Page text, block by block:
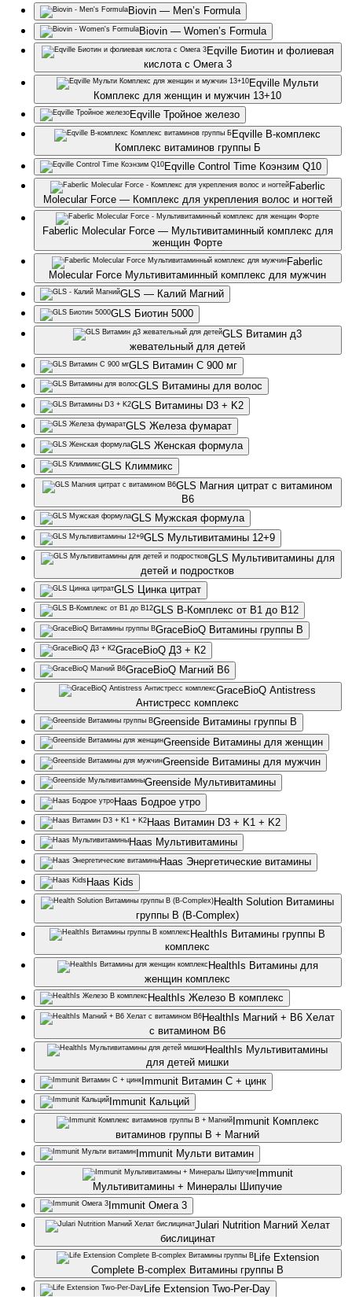
Biovin — Men’s Formula
Biovin — Women’s Formula
Eqville Биотин и фолиевая
кислота с Омега 3
Eqville Мульти
Комплекс для женщин и мужчин 13+10
Eqville Тройное железо
Eqville B-комплекс
Комплекс витаминов группы Б
Eqville Control Time Коэнзим Q10
Faberlic
Molecular Force — Комплекс для укрепления волос и ногтей
Faberlic Molecular Force — Мультивитаминный комплекс для
женщин Форте
Faberlic
Molecular Force Мультивитаминный комплекс для мужчин
GLS — Калий Магний
GLS Биотин 5000
GLS Витамин д3
жевательный для детей
GLS Витамин С 900 мг
GLS Витамины для волос
GLS Витамины D3 + K2
GLS Железа фумарат
GLS Женская формула
GLS Климмикс
GLS Магния цитрат с витамином
В6
GLS Мужская формула
GLS Мультивитамины 12+9
GLS Мультивитамины для
детей и подростков
GLS Цинка цитрат
GLS B-Комплекс от B1 до B12
GraceBioQ Витамины группы В
GraceBioQ Д3 + К2
GraceBioQ Магний В6
GraceBioQ Antistress
Антистресс комплекс
Greenside Витамины группы В
Greenside Витамины для женщин
Greenside Витамины для мужчин
Greenside Мультивитамины
Haas Бодрое утро
Haas Витамин D3 + K1 + K2
Haas Мультивитамины
Haas Энергетические витамины
Haas Kids
Health Solution Витамины
группы В (B-Complex)
HealthIs Витамины группы В
комплекс
HealthIs Витамины для
женщин комплекс
HealthIs Железо В комплекс
HealthIs Магний + В6 Хелат
с витамином В6
HealthIs Мультивитамины
для детей мишки
Immunit Витамин С + цинк
Immunit Кальций
Immunit Комплекс
витаминов группы В + Магний
Immunit Мульти витамин
Immunit
Мультивитамины + Минералы Шипучие
Immunit Омега 3
Julari Nutrition Магний Хелат
бислицинат
Life Extension
Complete B-complex Витамины группы B
Life Extension Two-Per-Day